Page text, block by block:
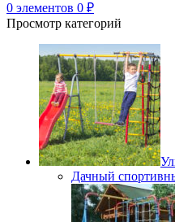
0 элементов 0 ₽
Просмотр категорий
Дачный